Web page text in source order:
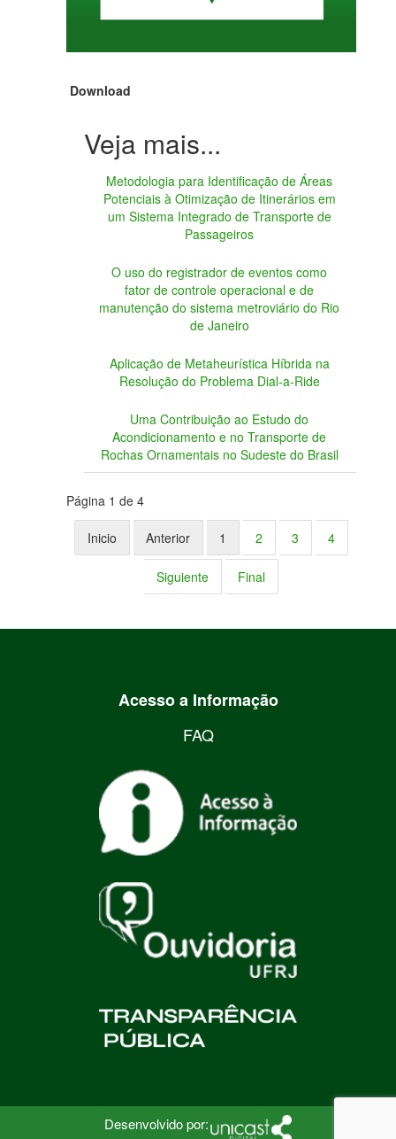
Download
Metodologia para Identificação de Áreas
Potenciais à Otimização de Itinerários em
um Sistema Integrado de Transporte de
Passageiros
O uso do registrador de eventos como
fator de controle operacional e de
manutenção do sistema metroviário do Rio
de Janeiro
Aplicação de Metaheurística Híbrida na
Resolução do Problema Dial-a-Ride
Uma Contribuição ao Estudo do
Acondicionamento e no Transporte de
Rochas Ornamentais no Sudeste do Brasil
Página 1 de 4
Inicio Anterior 1 2 3 4
Siguiente Final
Acesso a Informação
FAQ
Desenvolvido por: